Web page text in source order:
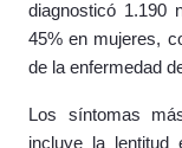
diagnosticó 1.190
45% en mujeres,
de la enfermedad
Los síntomas
incluye la lentitud